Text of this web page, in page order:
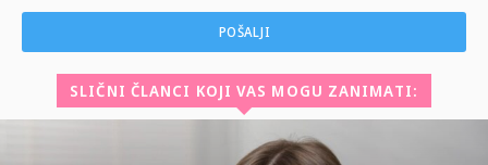
SLIČNI ČLANCI KOJI VAS MOGU ZANIMATI: